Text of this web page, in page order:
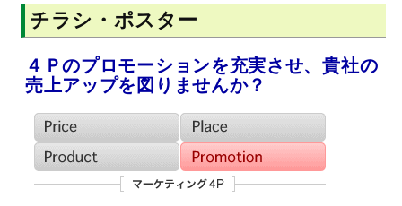
チラシ・ポスター
４Ｐのプロモーションを充実させ、貴社の
売上アップを図りませんか？